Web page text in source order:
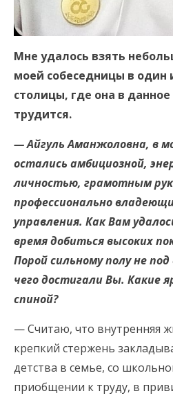
Мне удалось взять
моей собеседницы в один
столицы, где она в
трудится.
— Айгуль Аманжоловна, в
остались амбициозной,
личностью, грамотным
профессионально
управления. Как Вам
время добиться высоких
Порой сильному полу не
чего достигали Вы. Какие
спиной?
— Считаю, что внутренняя
крепкий стержень
детства в семье, со
приобщении к труду, в